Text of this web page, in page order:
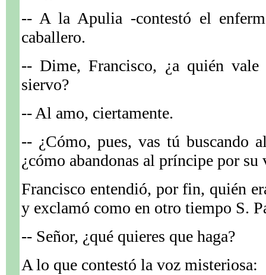
-- A la Apulia -contestó el
caballero.
-- Dime, Francisco, ¿a quién
siervo?
-- Al amo, ciertamente.
-- ¿Cómo, pues, vas tú buscando
¿cómo abandonas al príncipe por su
Francisco entendió, por fin, quién
y exclamó como en otro tiempo S.
-- Señor, ¿qué quieres que haga?
A lo que contestó la voz misteriosa: